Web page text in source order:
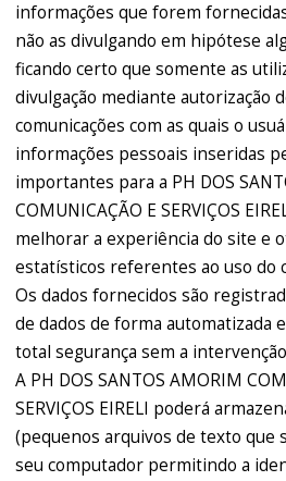
informações que forem
não as divulgando em hipótese
ficando certo que somente as
divulgação mediante autorização
comunicações com as quais o
informações pessoais inseridas
importantes para a PH DOS
COMUNICAÇÃO E SERVIÇOS
melhorar a experiência do site e
estatísticos referentes ao uso do
Os dados fornecidos são
de dados de forma automatizada
total segurança sem a
A PH DOS SANTOS AMORIM
SERVIÇOS EIRELI poderá
(pequenos arquivos de texto que
seu computador permitindo a